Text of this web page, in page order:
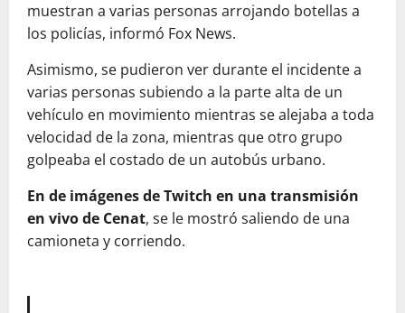
muestran a varias personas arrojando botellas a
los policías, informó Fox News.
Asimismo, se pudieron ver durante el incidente a
varias personas subiendo a la parte alta de un
vehículo en movimiento mientras se alejaba a toda
velocidad de la zona, mientras que otro grupo
golpeaba el costado de un autobús urbano.
En de imágenes de Twitch en una transmisión
en vivo de Cenat, se le mostró saliendo de una
camioneta y corriendo.